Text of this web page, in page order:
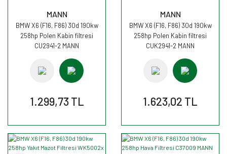
MANN
BMW X6 (F16, F86) 30d 190kw
258hp Polen Kabin filtresi
CU2941-2 MANN
1.299,73 TL
MANN
BMW X6 (F16, F86) 30d 190kw
258hp Polen Kabin filtresi
CUK2941-2 MANN
1.623,02 TL